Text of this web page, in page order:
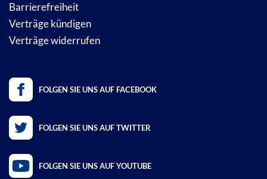
Barrierefreiheit
Verträge kündigen
Verträge widerrufen
FOLGEN SIE UNS AUF FACEBOOK
FOLGEN SIE UNS AUF TWITTER
FOLGEN SIE UNS AUF YOUTUBE